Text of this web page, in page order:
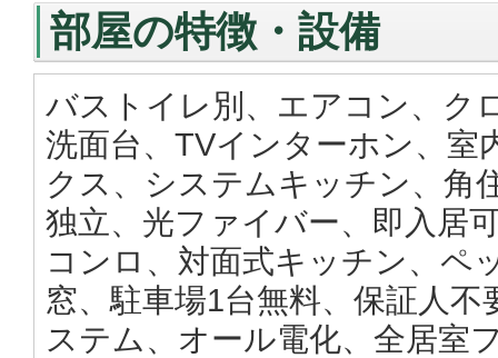
部屋の特徴・設備
バストイレ別、エアコン、ク
洗面台、TVインターホン、室
クス、システムキッチン、角
独立、光ファイバー、即入居
コンロ、対面式キッチン、ペ
窓、駐車場1台無料、保証人
ステム、オール電化、全居室